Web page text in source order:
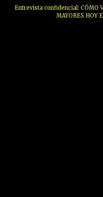
Entrevista confidencial: CÓMO
MAYORES HOY